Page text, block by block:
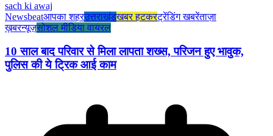
sach ki awaj
Newsbeatआपका शहरउत्तराखंडखबर हटकरट्रेंडिंग खबरेंताज़ा
ख़बरन्यूज़सोशल मीडिया वायरल
10 साल बाद परिवार से मिला लापता शख्स, परिजन हुए भावुक,
पुलिस की ये ट्रिक आई काम